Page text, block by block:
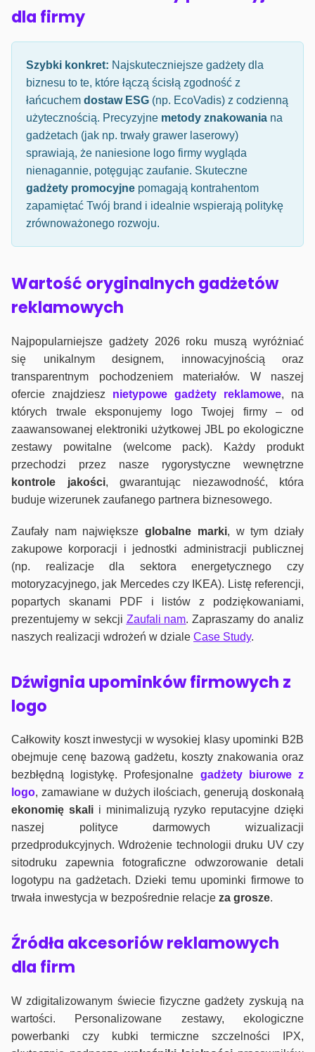
dla firmy
Szybki konkret: Najskuteczniejsze gadżety dla
biznesu to te, które łączą ścisłą zgodność z
łańcuchem dostaw ESG (np. EcoVadis) z codzienną
użytecznością. Precyzyjne metody znakowania na
gadżetach (jak np. trwały grawer laserowy)
sprawiają, że naniesione logo firmy wygląda
nienagannie, potęgując zaufanie. Skuteczne
gadżety promocyjne pomagają kontrahentom
zapamiętać Twój brand i idealnie wspierają politykę
zrównoważonego rozwoju.
Wartość oryginalnych gadżetów
reklamowych
Najpopularniejsze gadżety 2026 roku muszą wyróżniać
się unikalnym designem, innowacyjnością oraz
transparentnym pochodzeniem materiałów. W naszej
ofercie znajdziesz nietypowe gadżety reklamowe, na
których trwale eksponujemy logo Twojej firmy – od
zaawansowanej elektroniki użytkowej JBL po ekologiczne
zestawy powitalne (welcome pack). Każdy produkt
przechodzi przez nasze rygorystyczne wewnętrzne
kontrole jakości, gwarantując niezawodność, która
buduje wizerunek zaufanego partnera biznesowego.
Zaufały nam największeglobalne marki, w tym działy
zakupowe korporacji i jednostki administracji publicznej
(np. realizacje dla sektora energetycznego czy
motoryzacyjnego, jak Mercedes czy IKEA). Listę referencji,
popartych skanami PDF i listów z podziękowaniami,
prezentujemy w sekcji Zaufali nam. Zapraszamy do analiz
naszych realizacji wdrożeń w dziale Case Study.
Dźwignia upominków firmowych z
logo
Całkowity koszt inwestycji w wysokiej klasy upominki B2B
obejmuje cenę bazową gadżetu, koszty znakowania oraz
bezbłędną logistykę. Profesjonalne gadżety biurowe z
logo, zamawiane w dużych ilościach, generują doskonałą
ekonomię skalii minimalizują ryzyko reputacyjne dzięki
naszej polityce darmowych wizualizacji
przedprodukcyjnych. Wdrożenie technologii druku UV czy
sitodruku zapewnia fotograficzne odwzorowanie detali
logotypu na gadżetach. Dzieki temu upominki firmowe to
trwała inwestycja w bezpośrednie relacje za grosze.
Źródła akcesoriów reklamowych
dla firm
W zdigitalizowanym świecie fizyczne gadżety zyskują na
wartości. Personalizowane zestawy, ekologiczne
powerbanki czy kubki termiczne szczelności IPX,